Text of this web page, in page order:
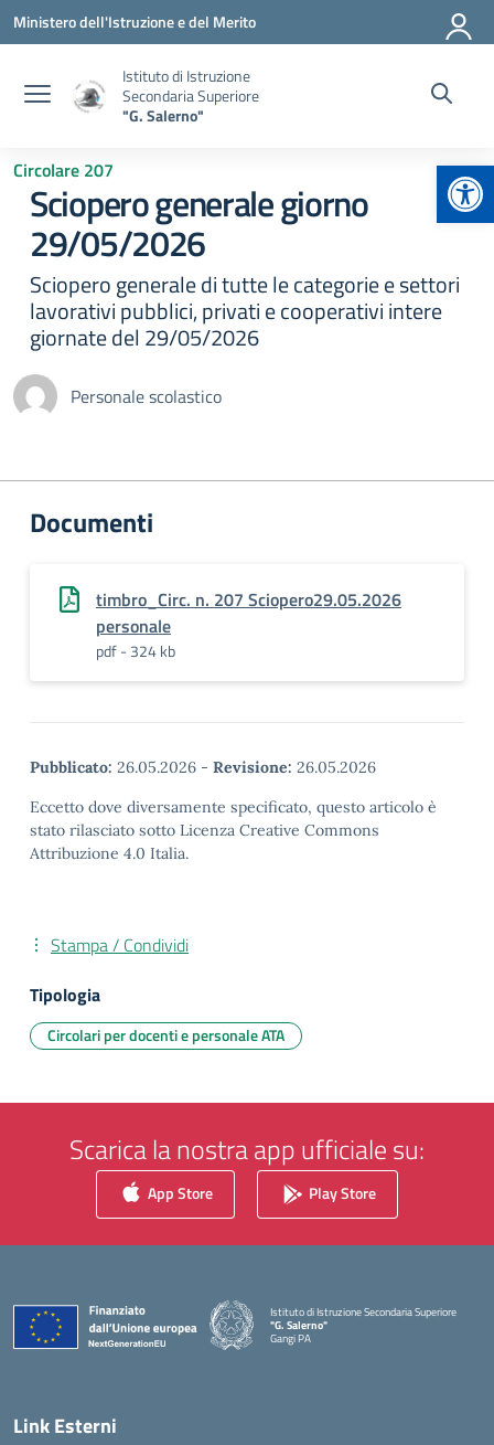
Vai ai contenuti
Vai al menu di navigazione
Vai al footer
Ministero dell'Istruzione e del Merito
Istituto di Istruzione
Secondaria Superiore
"G. Salerno"
Circolare 207
Sciopero generale giorno
29/05/2026
Sciopero generale di tutte le categorie e settori
lavorativi pubblici, privati e cooperativi intere
giornate del 29/05/2026
Personale scolastico
Documenti
timbro_Circ. n. 207 Sciopero29.05.2026
personale
pdf - 324 kb
Pubblicato: 26.05.2026 - Revisione: 26.05.2026
Eccetto dove diversamente specificato, questo articolo è
stato rilasciato sotto Licenza Creative Commons
Attribuzione 4.0 Italia.
Stampa / Condividi
Tipologia
Circolari per docenti e personale ATA
Scarica la nostra app ufficiale su:
App Store Play Store
Istituto di Istruzione Secondaria Superiore
"G. Salerno"
Gangi PA
— Visita la pagina iniziale della scuola
Link Esterni